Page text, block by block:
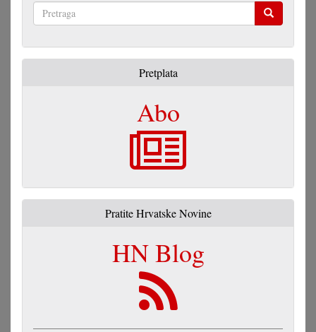
Pretplata
Abo
Pratite Hrvatske Novine
HN Blog